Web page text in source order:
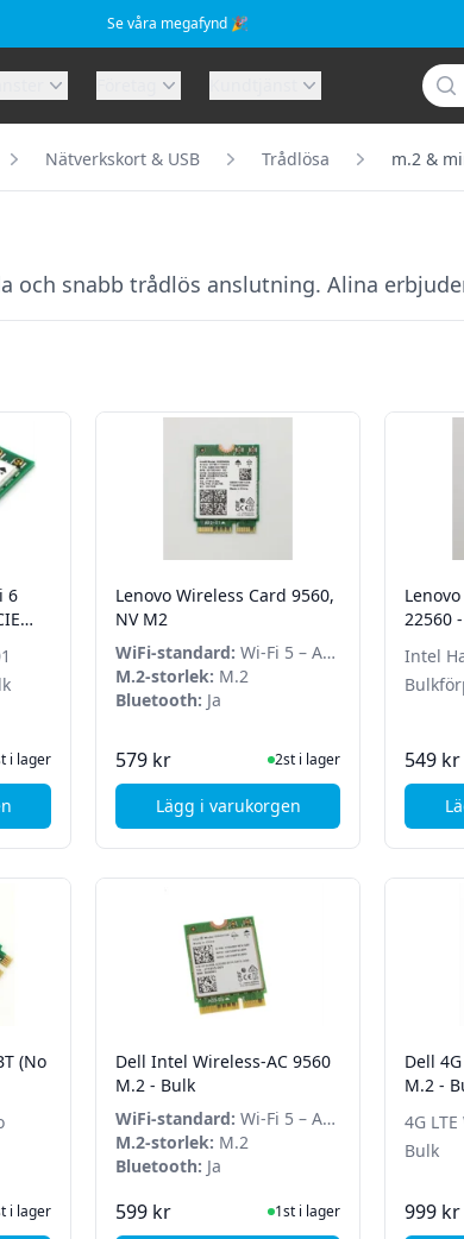
Se våra megafynd 🎉
Sök
Nätverkskort & USB Trådlösa m.2 &
och snabb trådlös anslutning. Alina
6
i lager
FRU Intel Wi-Fi 6 AX201 2*2ax+BT5.0 PCIE (Bulk
Lenovo Wireless Card 9560,
NV M2
WiFi-standard: Wi-Fi 5 – AC
(9560)
M.2-storlek: M.2
Bluetooth: Ja
579 kr I Lager2st i lager
Lägg i varukorgen, Lenovo Wireless Card 9560,
22560
Intel
549 kr
(No
i lager
Dell Intel Wireless-AC 9560
M.2 - Bulk
WiFi-standard: Wi-Fi 5 – AC
(9560)
M.2-storlek: M.2
Bluetooth: Ja
599 kr I Lager1st i lager
Dell
M.2 -
4G
Bulk
999 kr